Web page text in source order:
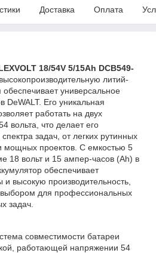
Доставка Оплата
18/54V 5/15Ah DCB549-
литий-
универсальное
DeWALT. Его уникальная
работать на двух
вольта, что делает его
задач, от легких рутинных
мощных проектов. С емкостью 5
18 вольт и 15 ампер-часов (Ah) в
обеспечивает
высокую производительность,
для профессиональных
задач.
совместимости батареи
работающей напряжении 54